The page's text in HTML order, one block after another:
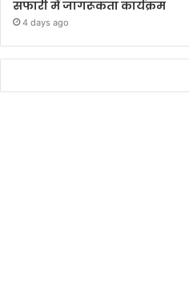
सफारी में जागरूकता कार्यक्रम
4 days ago